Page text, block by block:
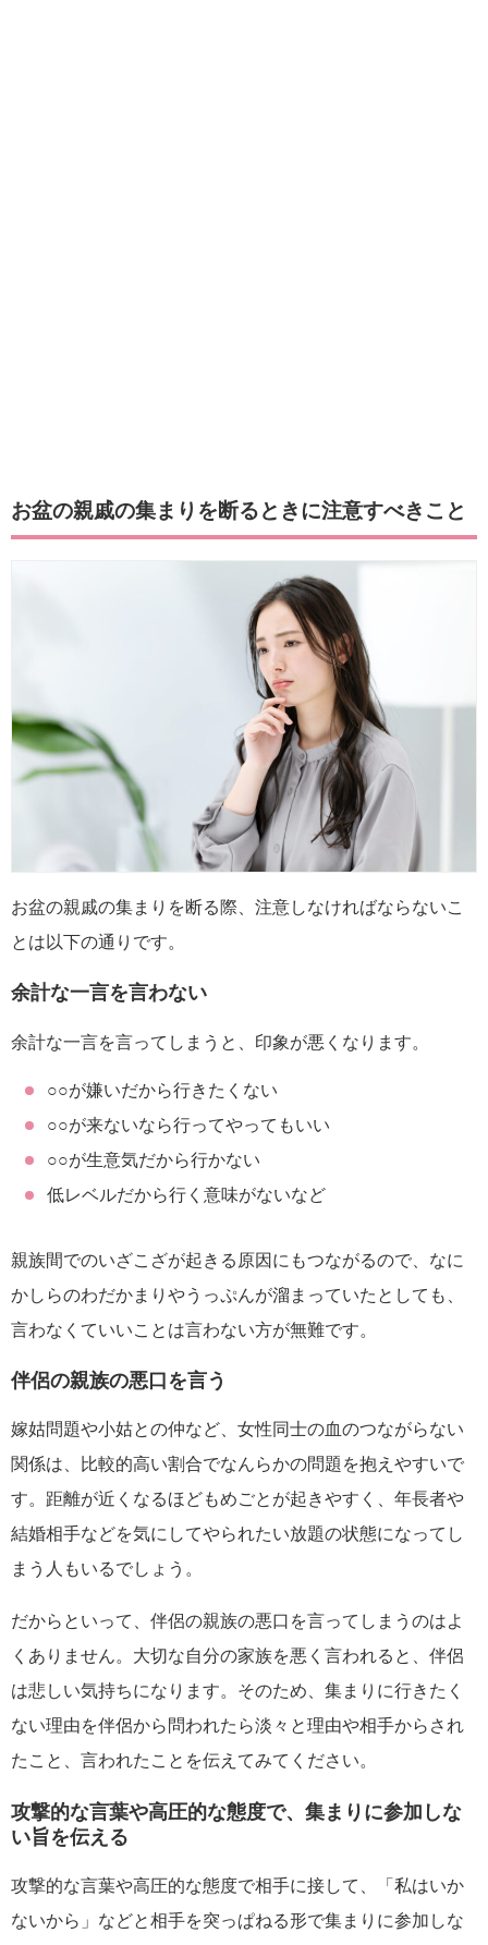
お盆の親戚の集まりを断るときに注意すべきこと
お盆の親戚の集まりを断る際、注意しなければならないこ
とは以下の通りです。
余計な一言を言わない
余計な一言を言ってしまうと、印象が悪くなります。
○○が嫌いだから行きたくない
○○が来ないなら行ってやってもいい
○○が生意気だから行かない
低レベルだから行く意味がないなど
親族間でのいざこざが起きる原因にもつながるので、なに
かしらのわだかまりやうっぷんが溜まっていたとしても、
言わなくていいことは言わない方が無難です。
伴侶の親族の悪口を言う
嫁姑問題や小姑との仲など、女性同士の血のつながらない
関係は、比較的高い割合でなんらかの問題を抱えやすいで
す。距離が近くなるほどもめごとが起きやすく、年長者や
結婚相手などを気にしてやられたい放題の状態になってし
まう人もいるでしょう。
だからといって、伴侶の親族の悪口を言ってしまうのはよ
くありません。大切な自分の家族を悪く言われると、伴侶
は悲しい気持ちになります。そのため、集まりに行きたく
ない理由を伴侶から問われたら淡々と理由や相手からされ
たこと、言われたことを伝えてみてください。
攻撃的な言葉や高圧的な態度で、集まりに参加しな
い旨を伝える
攻撃的な言葉や高圧的な態度で相手に接して、「私はいか
ないから」などと相手を突っぱねる形で集まりに参加しな